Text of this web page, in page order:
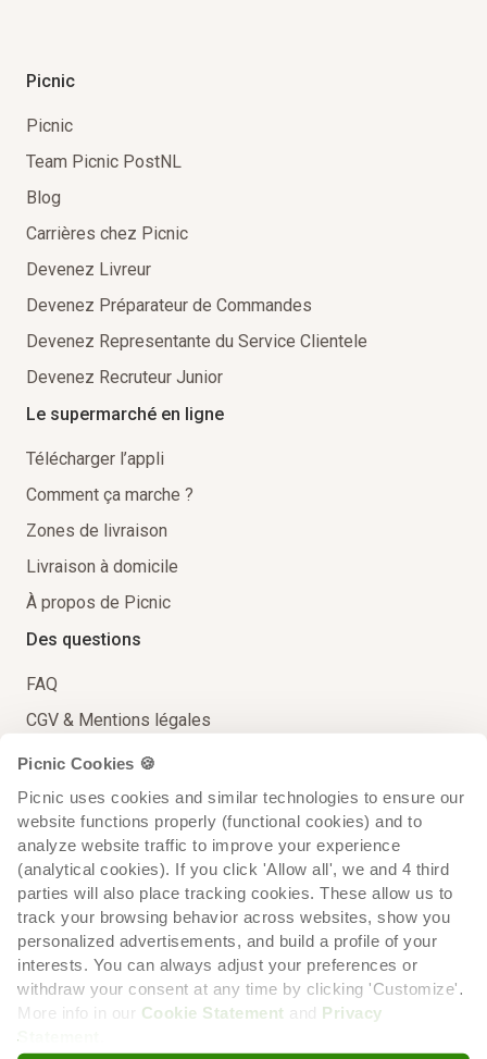
Picnic Cookies 🍪
Picnic uses cookies and similar technologies to ensure our
website functions properly (functional cookies) and to
analyze website traffic to improve your experience
(analytical cookies). If you click 'Allow all', we and 4 third
parties will also place tracking cookies. These allow us to
track your browsing behavior across websites, show you
personalized advertisements, and build a profile of your
interests. You can always adjust your preferences or
withdraw your consent at any time by clicking 'Customize'.
More info in our Cookie Statement and Privacy
Statement
Picnic
Picnic
Team Picnic PostNL
Blog
Carrières chez Picnic
Devenez Livreur
Devenez Préparateur de Commandes
Devenez Representante du Service Clientele
Devenez Recruteur Junior
Le supermarché en ligne
Télécharger l’appli
Comment ça marche ?
Zones de livraison
Livraison à domicile
À propos de Picnic
Des questions
FAQ
CGV & Mentions légales
Politique de confidentialité
Rappels de produits
Qualités et Caractéristiques Environnementales
Cookies
Contact